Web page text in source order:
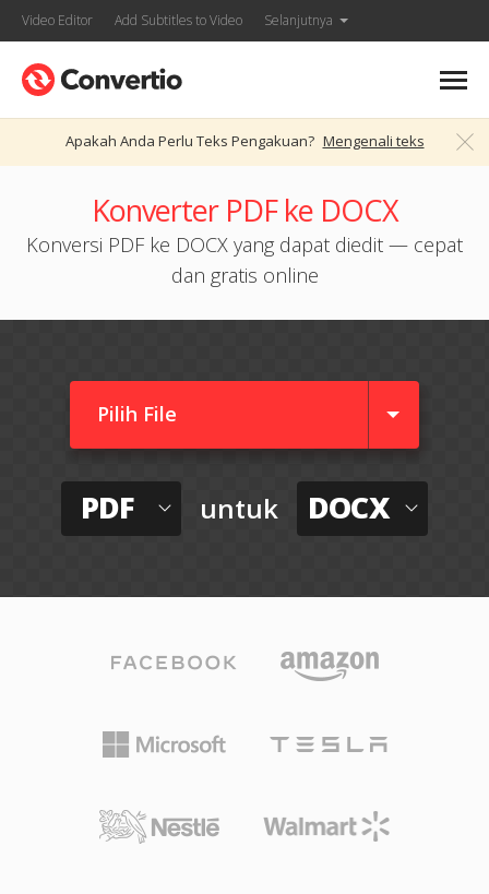
Video Editor Add Subtitles to Video Selanjutnya
Apakah Anda Perlu Teks Pengakuan? Mengenali teks
Konverter PDF ke DOCX
Konversi PDF ke DOCX yang dapat diedit — cepat
dan gratis online
Pilih File
PDF untuk DOCX